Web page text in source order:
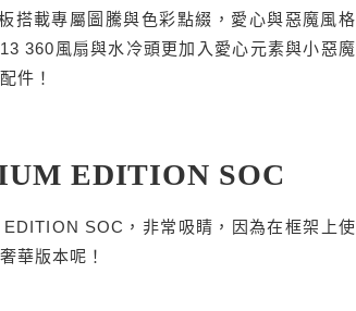
搭載專屬圖騰與色彩點綴，愛心與惡魔風格
360風扇與水冷頭更加入愛心元素與小惡魔
件！
EDITION SOC
SOC，非常吸睛，因為在框架上使
華版本呢！